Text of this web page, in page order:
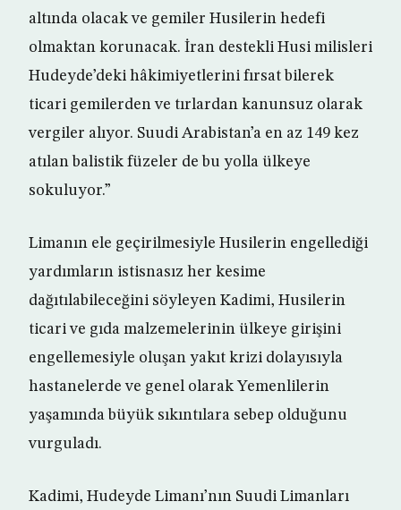
altında olacak ve gemiler Husilerin hedefi
olmaktan korunacak. İran destekli Husi milisleri
Hudeyde’deki hâkimiyetlerini fırsat bilerek
ticari gemilerden ve tırlardan kanunsuz olarak
vergiler alıyor. Suudi Arabistan’a en az 149 kez
atılan balistik füzeler de bu yolla ülkeye
sokuluyor.”
Limanın ele geçirilmesiyle Husilerin engellediği
yardımların istisnasız her kesime
dağıtılabileceğini söyleyen Kadimi, Husilerin
ticari ve gıda malzemelerinin ülkeye girişini
engellemesiyle oluşan yakıt krizi dolayısıyla
hastanelerde ve genel olarak Yemenlilerin
yaşamında büyük sıkıntılara sebep olduğunu
vurguladı.
Kadimi, Hudeyde Limanı’nın Suudi Limanları